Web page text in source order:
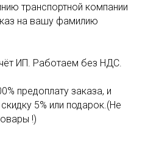
транспортной компании
на вашу фамилию
ИП. Работаем без НДС.
предоплату заказа, и
5% или подарок.(Не
!)